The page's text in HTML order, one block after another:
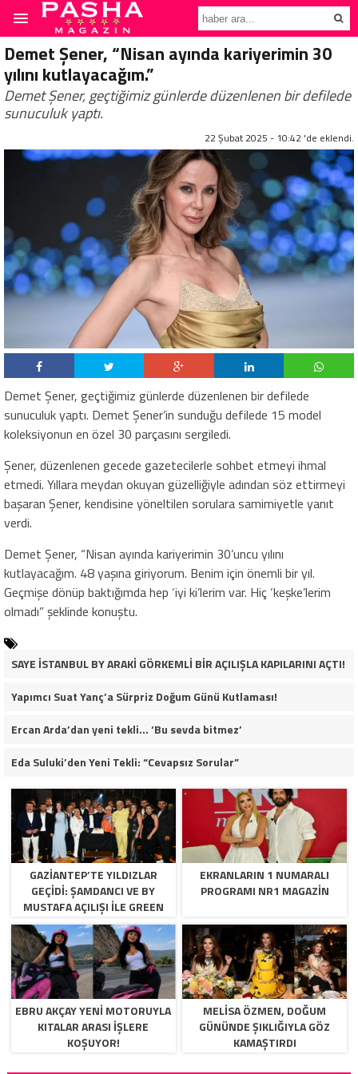
Demet Şener, “Nisan ayında kariyerimin 30
yılını kutlayacağım.”
Demet Şener, geçtiğimiz günlerde düzenlenen bir defilede
sunuculuk yaptı.
22 Şubat 2025 - 10:42 'de eklendi.
Demet Şener, geçtiğimiz günlerde düzenlenen bir defilede
sunuculuk yaptı. Demet Şener’in sunduğu defilede 15 model
koleksiyonun en özel 30 parçasını sergiledi.
Şener, düzenlenen gecede gazetecilerle sohbet etmeyi ihmal
etmedi. Yıllara meydan okuyan güzelliğiyle adından söz ettirmeyi
başaran Şener, kendisine yöneltilen sorulara samimiyetle yanıt
verdi.
Demet Şener, “Nisan ayında kariyerimin 30’uncu yılını
kutlayacağım. 48 yaşına giriyorum. Benim için önemli bir yıl.
Geçmişe dönüp baktığımda hep ‘iyi ki’lerim var. Hiç ‘keşke’lerim
olmadı” şeklinde konuştu.
SAYE İSTANBUL BY ARAKİ GÖRKEMLİ BİR AÇILIŞLA KAPILARINI AÇTI!
Yapımcı Suat Yanç’a Sürpriz Doğum Günü Kutlaması!
Ercan Arda’dan yeni tekli… ‘Bu sevda bitmez’
Eda Suluki’den Yeni Tekli: “Cevapsız Sorular”
GAZİANTEP’TE YILDIZLAR
GEÇİDİ: ŞAMDANCI VE BY
MUSTAFA AÇILIŞI İLE GREEN
PARK’TA GÖRKEMLİ GALA
EKRANLARIN 1 NUMARALI
PROGRAMI NR1 MAGAZIN
EBRU AKÇAY YENI MOTORUYLA
KITALAR ARASI İŞLERE
KOŞUYOR!
MELISA ÖZMEN, DOĞUM
GÜNÜNDE ŞIKLIĞIYLA GÖZ
KAMAŞTIRDI